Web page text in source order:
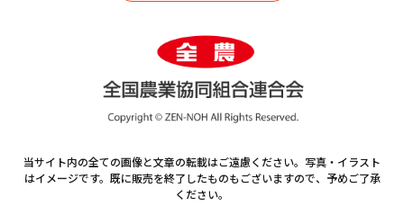
当サイト内の全ての画像と文章の転載はご遠慮ください。写真・イラスト
はイメージです。既に販売を終了したものもございますので、予めご了承
ください。